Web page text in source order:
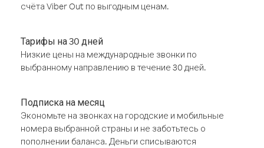
счёта Viber Out по выгодным ценам.
Тарифы на 30 дней
Низкие цены на международные звонки по
выбранному направлению в течение 30 дней.
Подписка на месяц
Экономьте на звонках на городские и мобильные
номера выбранной страны и не заботьтесь о
пополнении баланса. Деньги списываются